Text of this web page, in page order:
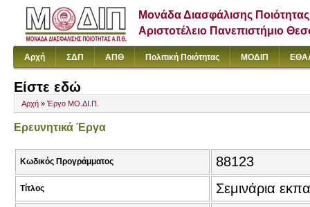
Μονάδα Διασφάλισης Ποιότητας
Αριστοτέλειο Πανεπιστήμιο
Αρχή ΣΔΠ ΑΠΘ Πολιτική Ποιότητας ΜΟΔΙΠ
Είστε εδώ
Αρχή » Έργο ΜΟ.ΔΙ.Π.
Ερευνητικά Έργα
Κωδικός Προγράμματος 88123
Τίτλος Σεμινάρια